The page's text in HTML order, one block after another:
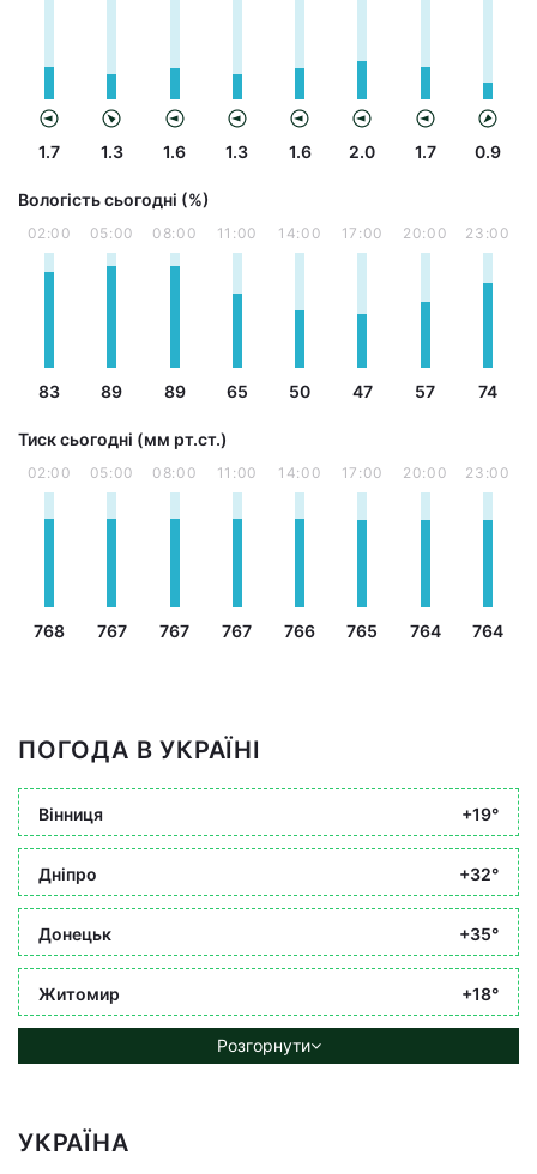
1.7 1.3 1.6 1.3 1.6 2.0 1.7 0.9
Вологість сьогодні (%)
02:00
83
05:00
89
08:00
89
11:00
65
14:00
50
17:00
47
20:00
57
23:00
74
Тиск сьогодні (мм рт.ст.)
02:00
768
05:00
767
08:00
767
11:00
767
14:00
766
17:00
765
20:00
764
23:00
764
ПОГОДА В УКРАЇНІ
Вінниця +19°
Дніпро +32°
Донецьк +35°
Житомир +18°
Розгорнути
УКРАЇНА